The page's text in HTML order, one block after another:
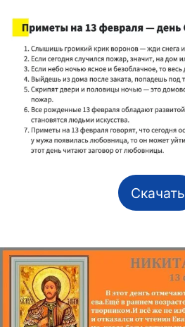
Скачать